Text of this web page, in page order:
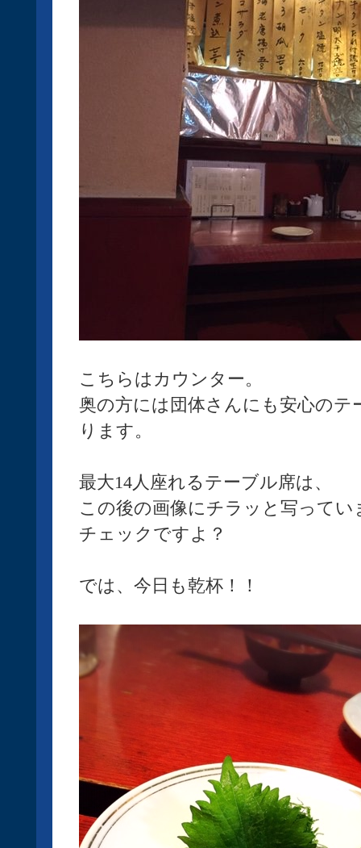
こちらはカウンター。
奥の方には団体さんにも安心のテ
ります。
最大14人座れるテーブル席は、
この後の画像にチラッと写って
チェックですよ？
では、今日も乾杯！！